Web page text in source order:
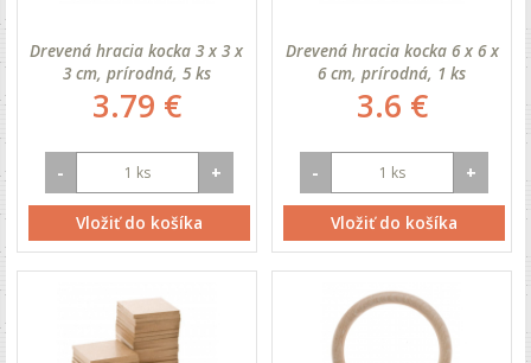
Drevená hracia kocka 3 x 3 x
3 cm, prírodná, 5 ks
3.79 €
- +
Vložiť do košíka
Drevená hracia kocka 6 x 6 x
6 cm, prírodná, 1 ks
3.6 €
- +
Vložiť do košíka